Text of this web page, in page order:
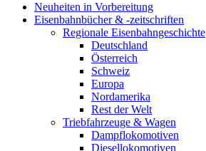
Neuheiten in Vorbereitung
Eisenbahnbücher & -zeitschriften
Regionale Eisenbahngeschichte
Deutschland
Österreich
Schweiz
Europa
Nordamerika
Rest der Welt
Triebfahrzeuge & Wagen
Dampflokomotiven
Diesellokomotiven